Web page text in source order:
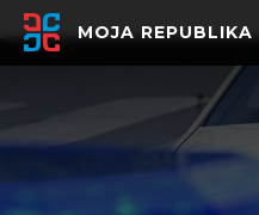
MOJA REPUBLIKA